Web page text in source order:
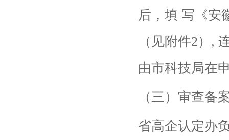
后，填 写《安
（见附件2）,
由市科技局在
（三）审查备
省高企认定办